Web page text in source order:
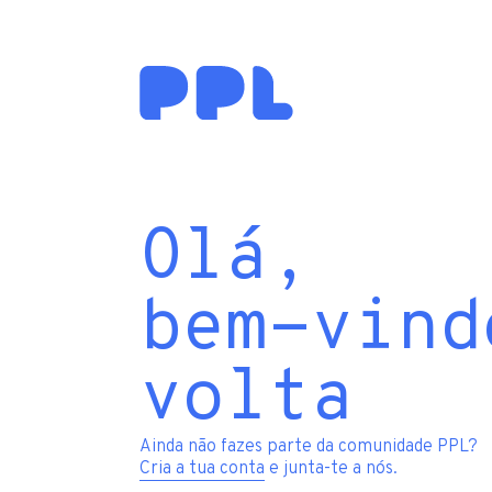
Olá,
bem-
volta
Ainda não fazes parte da comunidade PPL?
Cria a tua conta e junta-te a nós.